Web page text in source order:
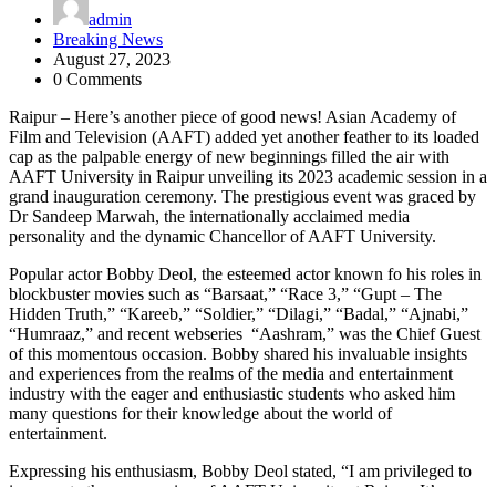
admin
Breaking News
August 27, 2023
0 Comments
Raipur – Here’s another piece of good news! Asian Academy of
Film and Television (AAFT) added yet another feather to its loaded
cap as the palpable energy of new beginnings filled the air with
AAFT University in Raipur unveiling its 2023 academic session in a
grand inauguration ceremony. The prestigious event was graced by
Dr Sandeep Marwah, the internationally acclaimed media
personality and the dynamic Chancellor of AAFT University.
Popular actor Bobby Deol, the esteemed actor known fo his roles in
blockbuster movies such as “Barsaat,” “Race 3,” “Gupt – The
Hidden Truth,” “Kareeb,” “Soldier,” “Dilagi,” “Badal,” “Ajnabi,”
“Humraaz,” and recent webseries “Aashram,” was the Chief Guest
of this momentous occasion. Bobby shared his invaluable insights
and experiences from the realms of the media and entertainment
industry with the eager and enthusiastic students who asked him
many questions for their knowledge about the world of
entertainment.
Expressing his enthusiasm, Bobby Deol stated, “I am privileged to